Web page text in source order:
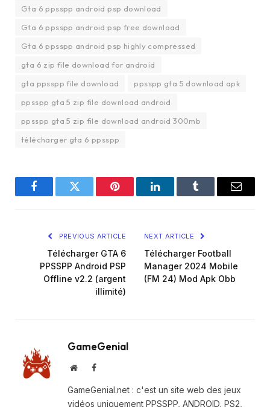
Gta 6 ppsspp android psp download
Gta 6 ppsspp android psp free download
Gta 6 ppsspp android psp highly compressed
gta 6 zip file download for android
gta ppsspp file download
ppsspp gta 5 download apk
ppsspp gta 5 zip file download android
ppsspp gta 5 zip file download android 300mb
télécharger gta 6 ppsspp
FacebookTwitter Pinterest LinkedInTumblr Email
PREVIOUS ARTICLE
Télécharger GTA 6
PPSSPP Android PSP
Offline v2.2 (argent
illimité)
NEXT ARTICLE
Télécharger Football
Manager 2024 Mobile
(FM 24) Mod Apk Obb
GameGenial
WebsiteFacebook
GameGenial.net : c'est un site web des jeux
vidéos uniquement PPSSPP, ANDROID, PS2,